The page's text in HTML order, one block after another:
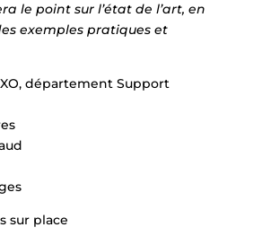
le point sur l’état de l’art, en
exemples pratiques et
département Support
sur place